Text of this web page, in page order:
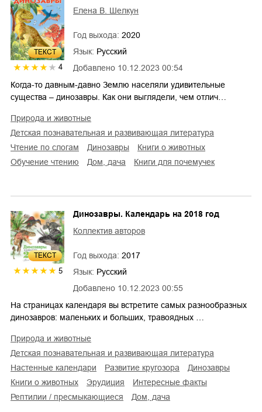
ТЕКСТ
4 Добавлено 10.12.2023 00:54
Елена В. Шелкун
Год выхода: 2020
Язык: Русский
Когда-то давным-давно Землю населяли удивительные
существа – динозавры. Как они выглядели, чем отлич…
природа и животные
детская познавательная и развивающая литература
чтение по слогам
динозавры
книги о животных
обучение чтению
дом, дача книги для почемучек
ТЕКСТ
5
Добавлено 10.12.2023 00:55
Динозавры. Календарь на 2018 год
Коллектив авторов
Год выхода: 2017
Язык: Русский
На страницах календаря вы встретите самых разнообразных
динозавров: маленьких и больших, травоядных …
природа и животные
детская познавательная и развивающая литература
настенные календари
развитие кругозора
динозавры
книги о животных
эрудиция
интересные факты
рептилии / пресмыкающиеся
дом, дача